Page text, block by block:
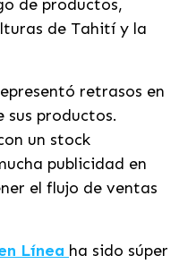
de productos,
de Tahití y la
retrasos en
sus productos.
un stock
publicidad en
el flujo de ventas
Línea ha sido súper